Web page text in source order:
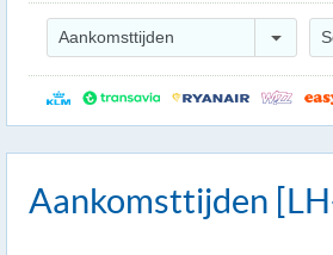
Aankomsttijden
Aankomsttijden